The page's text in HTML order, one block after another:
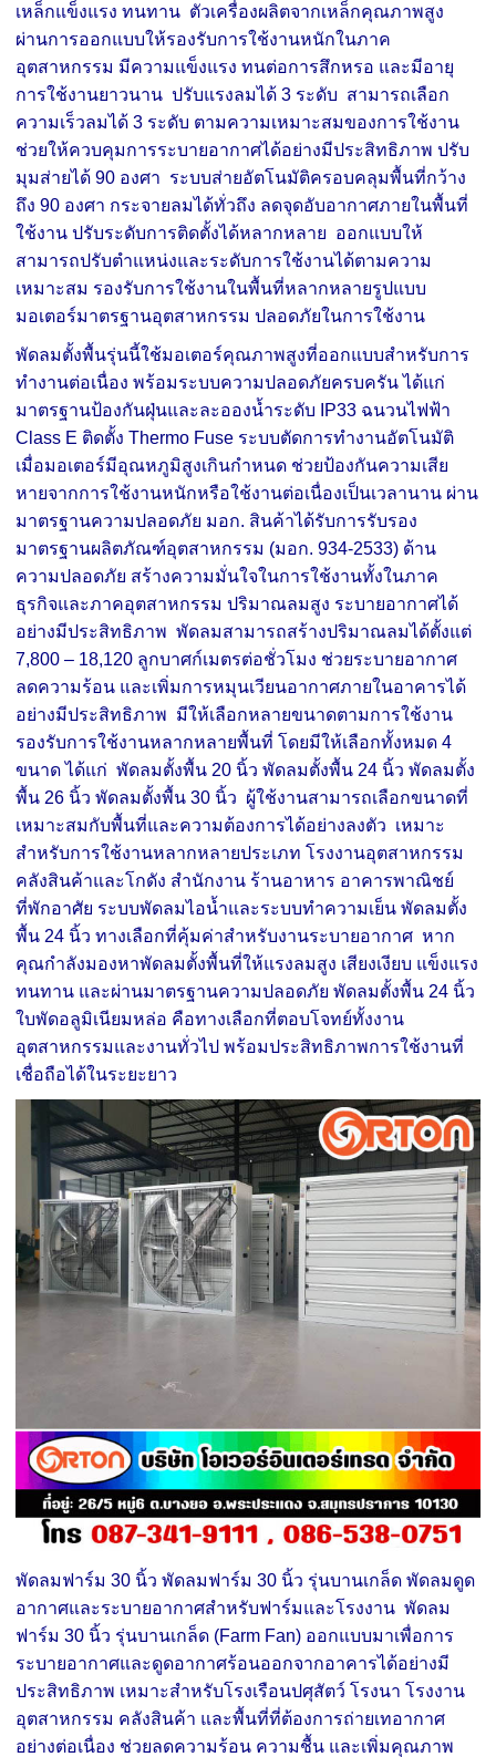
เหล็กแข็งแรง ทนทาน ตัวเครื่องผลิตจากเหล็กคุณภาพสูง
ผ่านการออกแบบให้รองรับการใช้งานหนักในภาค
อุตสาหกรรม มีความแข็งแรง ทนต่อการสึกหรอ และมีอายุ
การใช้งานยาวนาน ปรับแรงลมได้ 3 ระดับ สามารถเลือก
ความเร็วลมได้ 3 ระดับ ตามความเหมาะสมของการใช้งาน
ช่วยให้ควบคุมการระบายอากาศได้อย่างมีประสิทธิภาพ ปรับ
มุมส่ายได้ 90 องศา ระบบส่ายอัตโนมัติครอบคลุมพื้นที่กว้าง
ถึง 90 องศา กระจายลมได้ทั่วถึง ลดจุดอับอากาศภายในพื้นที่
ใช้งาน ปรับระดับการติดตั้งได้หลากหลาย ออกแบบให้
สามารถปรับตำแหน่งและระดับการใช้งานได้ตามความ
เหมาะสม รองรับการใช้งานในพื้นที่หลากหลายรูปแบบ
มอเตอร์มาตรฐานอุตสาหกรรม ปลอดภัยในการใช้งาน
พัดลมตั้งพื้นรุ่นนี้ใช้มอเตอร์คุณภาพสูงที่ออกแบบสำหรับการ
ทำงานต่อเนื่อง พร้อมระบบความปลอดภัยครบครัน ได้แก่
มาตรฐานป้องกันฝุ่นและละอองน้ำระดับ IP33 ฉนวนไฟฟ้า
Class E ติดตั้ง Thermo Fuse ระบบตัดการทำงานอัตโนมัติ
เมื่อมอเตอร์มีอุณหภูมิสูงเกินกำหนด ช่วยป้องกันความเสีย
หายจากการใช้งานหนักหรือใช้งานต่อเนื่องเป็นเวลานาน ผ่าน
มาตรฐานความปลอดภัย มอก. สินค้าได้รับการรับรอง
มาตรฐานผลิตภัณฑ์อุตสาหกรรม (มอก. 934-2533) ด้าน
ความปลอดภัย สร้างความมั่นใจในการใช้งานทั้งในภาค
ธุรกิจและภาคอุตสาหกรรม ปริมาณลมสูง ระบายอากาศได้
อย่างมีประสิทธิภาพ พัดลมสามารถสร้างปริมาณลมได้ตั้งแต่
7,800 – 18,120 ลูกบาศก์เมตรต่อชั่วโมง ช่วยระบายอากาศ
ลดความร้อน และเพิ่มการหมุนเวียนอากาศภายในอาคารได้
อย่างมีประสิทธิภาพ มีให้เลือกหลายขนาดตามการใช้งาน
รองรับการใช้งานหลากหลายพื้นที่ โดยมีให้เลือกทั้งหมด 4
ขนาด ได้แก่ พัดลมตั้งพื้น 20 นิ้ว พัดลมตั้งพื้น 24 นิ้ว พัดลมตั้ง
พื้น 26 นิ้ว พัดลมตั้งพื้น 30 นิ้ว ผู้ใช้งานสามารถเลือกขนาดที่
เหมาะสมกับพื้นที่และความต้องการได้อย่างลงตัว เหมาะ
สำหรับการใช้งานหลากหลายประเภท โรงงานอุตสาหกรรม
คลังสินค้าและโกดัง สำนักงาน ร้านอาหาร อาคารพาณิชย์
ที่พักอาศัย ระบบพัดลมไอน้ำและระบบทำความเย็น พัดลมตั้ง
พื้น 24 นิ้ว ทางเลือกที่คุ้มค่าสำหรับงานระบายอากาศ หาก
คุณกำลังมองหาพัดลมตั้งพื้นที่ให้แรงลมสูง เสียงเงียบ แข็งแรง
ทนทาน และผ่านมาตรฐานความปลอดภัย พัดลมตั้งพื้น 24 นิ้ว
ใบพัดอลูมิเนียมหล่อ คือทางเลือกที่ตอบโจทย์ทั้งงาน
อุตสาหกรรมและงานทั่วไป พร้อมประสิทธิภาพการใช้งานที่
เชื่อถือได้ในระยะยาว
พัดลมฟาร์ม 30 นิ้ว พัดลมฟาร์ม 30 นิ้ว รุ่นบานเกล็ด พัดลมดูด
อากาศและระบายอากาศสำหรับฟาร์มและโรงงาน พัดลม
ฟาร์ม 30 นิ้ว รุ่นบานเกล็ด (Farm Fan) ออกแบบมาเพื่อการ
ระบายอากาศและดูดอากาศร้อนออกจากอาคารได้อย่างมี
ประสิทธิภาพ เหมาะสำหรับโรงเรือนปศุสัตว์ โรงนา โรงงาน
อุตสาหกรรม คลังสินค้า และพื้นที่ที่ต้องการถ่ายเทอากาศ
อย่างต่อเนื่อง ช่วยลดความร้อน ความชื้น และเพิ่มคุณภาพ